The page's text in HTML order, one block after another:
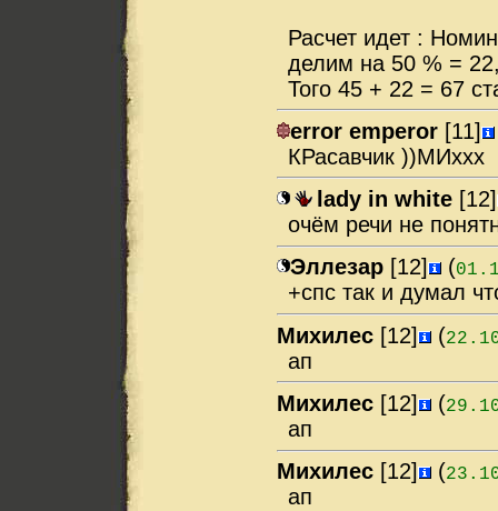
Расчет идет :
делим на 50 % =
Того 45 + 22 = 67
error emperor [11]
КРасавчик ))МИххх
lady in white [12]
очём речи не
Эллезар [12] (
+спс так и думал
Михилес [12] (
ап
Михилес [12] (
ап
Михилес [12] (
ап